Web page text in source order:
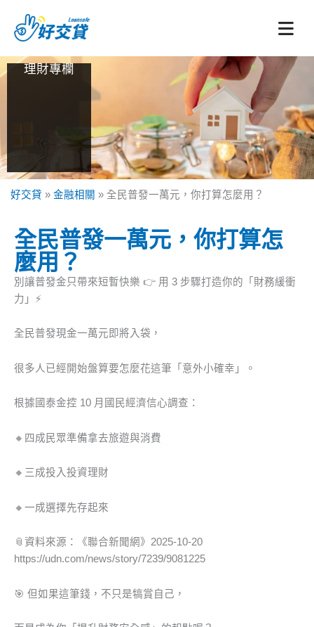
要
內
理財專欄
好交貸 » 金融相關 » 全民普發一萬元，你打算怎麼用？
全民普發一萬元，你打算怎
麼用？
別讓普發金只帶來短暫快樂 👉 用 3 步驟打造你的「財務緩衝
力」⚡
全民普發現金一萬元即將入袋，
很多人已經開始盤算要怎麼花這筆「意外小確幸」。
根據國泰金控 10 月國民經濟信心調查：
🔸四成民眾準備拿去旅遊與消費
🔸三成投入投資理財
🔸一成選擇先存起來
📎資料來源：《聯合新聞網》2025-10-20
https://udn.com/news/story/7239/9081225
🎯 但如果這筆錢，不只是犒賞自己，